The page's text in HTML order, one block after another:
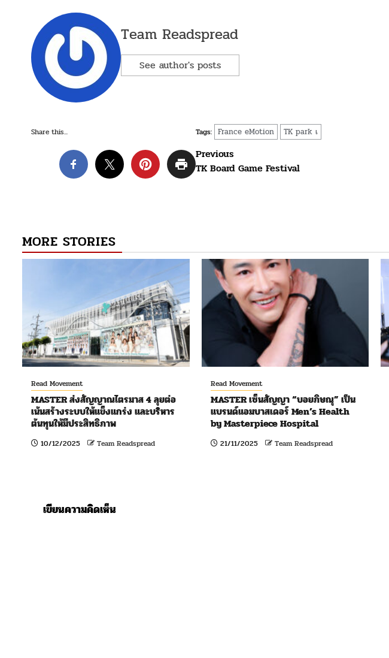
Team Readspread
See author's posts
Share this... Tags: France eMotion TK park เ
Post
navigation
Previous
TK Board Game Festival
MORE STORIES
Read Movement
MASTER ส่งสัญญาณไตรมาส 4 ลุยต่อ
เน้นสร้างระบบให้แข็งแกร่ง และบริหาร
ต้นทุนให้มีประสิทธิภาพ
10/12/2025 Team Readspread
Read Movement
MASTER เซ็นสัญญา “บอยภิษณุ” เป็น
แบรนด์แอมบาสเดอร์ Men’s Health
by Masterpiece Hospital
21/11/2025 Team Readspread
เขียนความคิดเห็น